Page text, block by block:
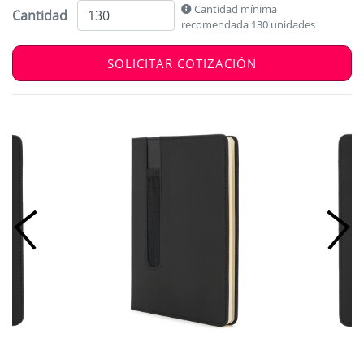
Cantidad
Cantidad mínima
recomendada 130 unidades
SOLICITAR COTIZACIÓN